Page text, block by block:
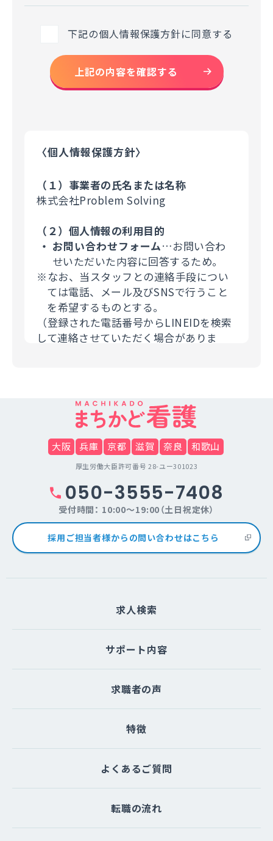
下記の個人情報保護方針に同意する
上記の内容を確認する
〈個人情報保護方針〉
（１）事業者の氏名または名称
株式会社Problem Solving
（２）個人情報の利用目的
お問い合わせフォーム…お問い合わ
せいただいた内容に回答するため。
※なお、当スタッフとの連絡手段につい
ては電話、メール及びSNSで行うこと
を希望するものとする。
（登録された電話番号からLINEIDを検索
して連絡させていただく場合がありま
利用者の個人情報について、利用者本人
の同意を得ずに当サービス利用企業など
の第三者に開示することは、原則いたし
ません。提供先・提供情報内容を特定し
たうえで、利用者の同意を得た場合に限
用者の個人情報を提供することがありま
（４）個人情報の取扱いの委託について
当サイトは利用目的の達成に必要な範囲
たは一部を委託する場合があります。な
は適切な委託先を選定し、個人情報が安
全に管理されるよう適切に監督いたしま
（５）個人情報を与えなかった場合に生
個人情報を与えることは任意です。個人
けない場合は、お問い合わせ内容に回答
できない可能性があります。
ご本人からの求めにより、当サイトが保
有する開示対象個人情報に関する開示、
大阪 兵庫 京都 滋賀 奈良 和歌山
厚生労働大臣許可番号 28-ユー301023
050-3555-7408
受付時間： 10:00～19:00（土日祝定休）
採用ご担当者様からの問い合わせはこちら
求人検索
サポート内容
求職者の声
特徴
よくあるご質問
転職の流れ